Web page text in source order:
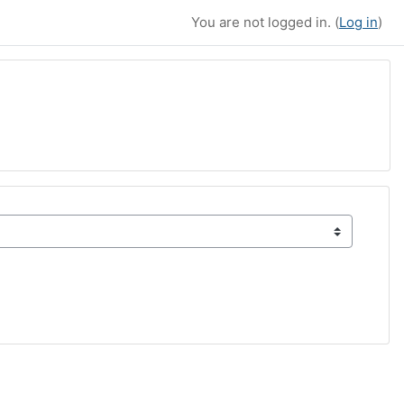
You are not logged in. (Log in)